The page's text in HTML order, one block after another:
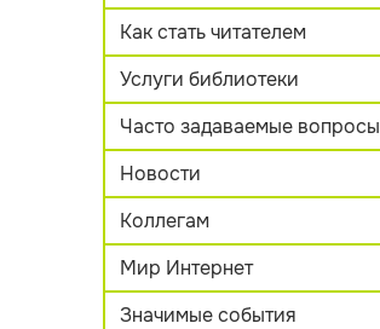
Как стать читателем
Услуги библиотеки
Часто задаваемые вопросы
Новости
Коллегам
Мир Интернет
Значимые события